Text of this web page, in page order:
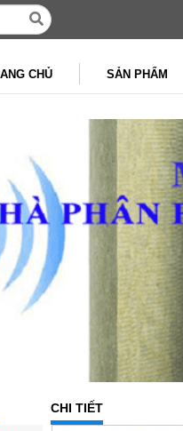
CHỦ SẢN PHẨM
CHI TIẾT